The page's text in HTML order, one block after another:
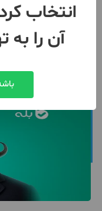
انتخاب
آن را به